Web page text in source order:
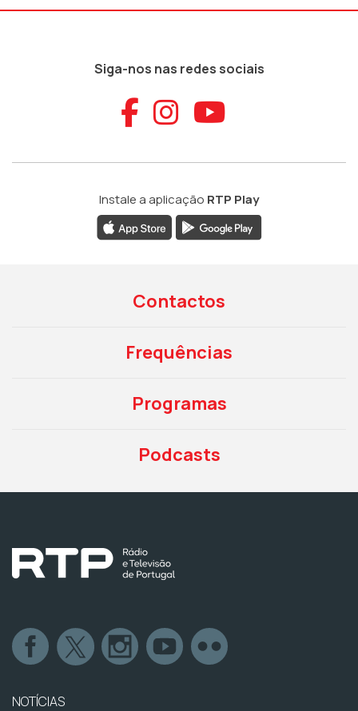
Siga-nos nas redes sociais
Aceder ao
Aceder ao
Aceder
Instale a aplicação RTP Play
Contactos
Frequências
Programas
Podcasts
NOTÍCIAS